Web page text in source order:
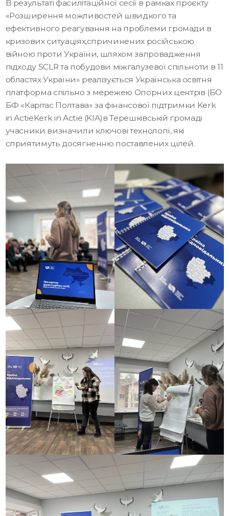
В результаті фасилітаційної сесії в рамках проєкту
«Розширення можливостей швидкого та
ефективного реагування на проблеми громади в
кризових ситуаціях,спричинених російською
війною проти України, шляхом запровадження
підходу SCLR та побудови міжгалузевої спільноти в 11
областях України» реалізується Українська освітня
платформа спільно з мережею Опорних центрів (БО
БФ «Карітас Полтава» за фінансової підтримки Kerk
in ActieKerk in Actie (KIA)в Терешківській громаді
учасники визначили ключові технології, які
сприятимуть досягненню поставлених цілей.